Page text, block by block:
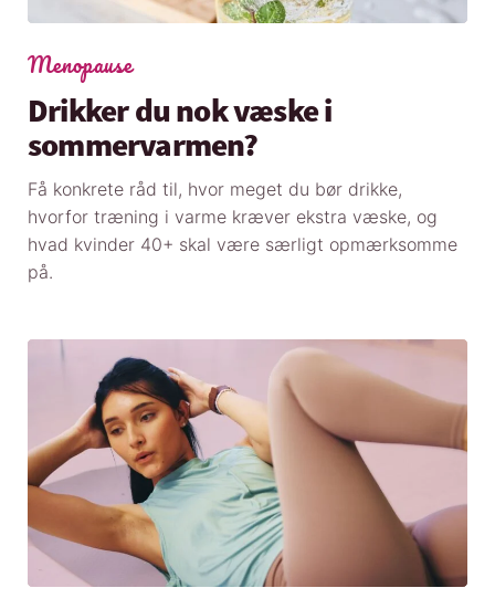
Menopause
Drikker du nok væske i
sommervarmen?
Få konkrete råd til, hvor meget du bør drikke,
hvorfor træning i varme kræver ekstra væske, og
hvad kvinder 40+ skal være særligt opmærksomme
på.